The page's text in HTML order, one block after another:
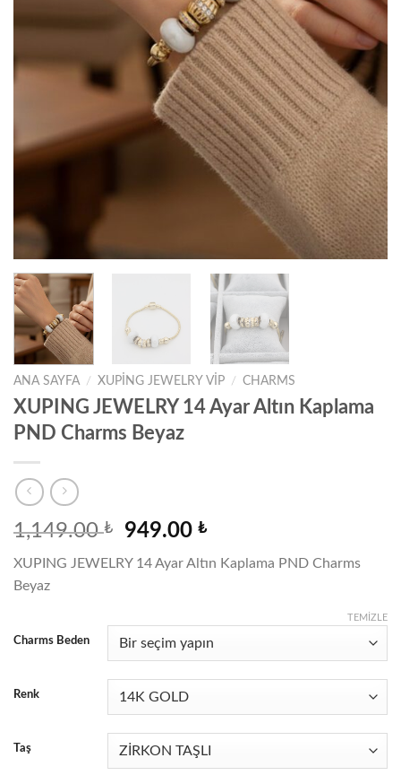
ANA SAYFA / XUPING JEWELRY VIP / CHARMS
XUPING JEWELRY 14 Ayar Altın Kaplama
PND Charms Beyaz
1,149.00₺
Orijinal
1,149.00 ₺.
949.00₺Şu
fiyat:
XUPING JEWELRY 14 Ayar Altın Kaplama PND Charms
Beyaz
Charms Beden
Renk
Taş
TEMIZLE